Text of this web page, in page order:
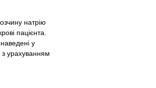
натрію
пацієнта.
у
з урахуванням